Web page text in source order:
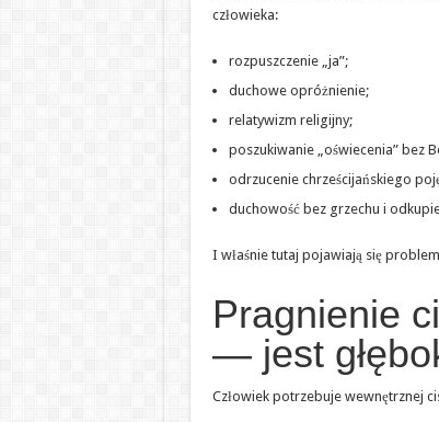
człowieka:
rozpuszczenie „ja”;
duchowe opróżnienie;
relatywizm religijny;
poszukiwanie „oświecenia” bez
odrzucenie chrześcijańskiego
duchowość bez grzechu i
I właśnie tutaj pojawiają się
Pragnienie
— jest
Człowiek potrzebuje wewnętrznej